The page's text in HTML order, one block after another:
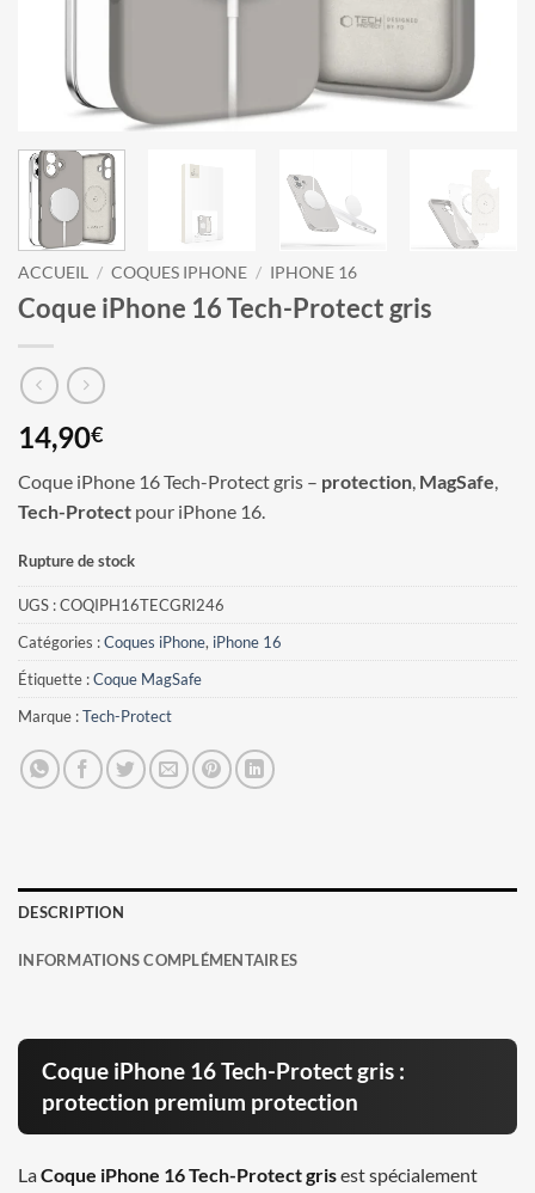
ACCUEIL / COQUES IPHONE / IPHONE 16
Coque iPhone 16 Tech-Protect gris
14,90€
Coque iPhone 16 Tech-Protect gris – protection, MagSafe,
Tech-Protect pour iPhone 16.
Rupture de stock
UGS :COQIPH16TECGRI246
Catégories :Coques iPhone, iPhone 16
Étiquette :Coque MagSafe
Marque :Tech-Protect
DESCRIPTION
INFORMATIONS COMPLÉMENTAIRES
Coque iPhone 16 Tech-Protect gris :
protection premium protection
LaCoque iPhone 16 Tech-Protect grisest spécialement